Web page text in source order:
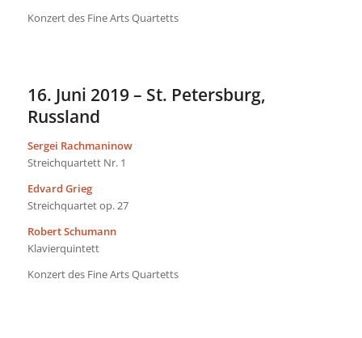
Konzert des Fine Arts Quartetts
16. Juni 2019 – St. Petersburg,
Russland
Sergei Rachmaninow
Streichquartett Nr. 1
Edvard Grieg
Streichquartet op. 27
Robert Schumann
Klavierquintett
Konzert des Fine Arts Quartetts